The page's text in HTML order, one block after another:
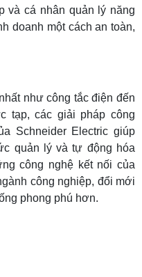
và cá nhân quản lý năng
doanh một cách an toàn,
như công tắc điện đến
tạp, các giải pháp công
Schneider Electric giúp
quản lý và tự động hóa
công nghệ kết nối của
công nghiệp, đổi mới
phong phú hơn.